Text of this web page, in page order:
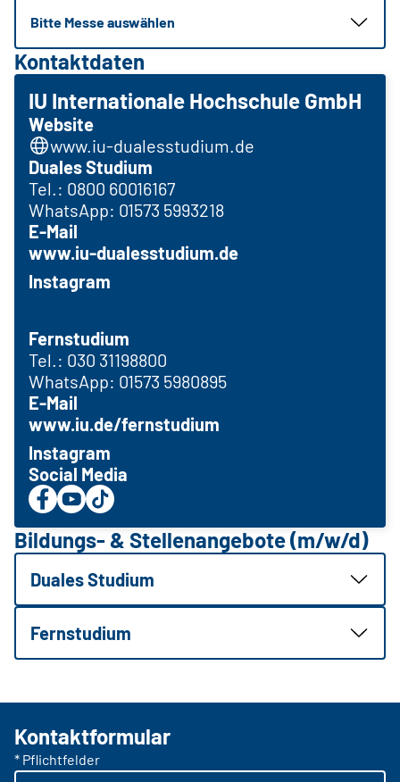
Bitte Messe auswählen
Kontaktdaten
IU Internationale Hochschule GmbH
Website
www.iu-dualesstudium.de
Duales Studium
Tel.: 0800 60016167
WhatsApp: 01573 5993218
E-Mail
www.iu-dualesstudium.de
Instagram
Fernstudium
Tel.: 030 31198800
WhatsApp: 01573 5980895
E-Mail
www.iu.de/fernstudium
Instagram
Social Media
Bildungs- & Stellenangebote (m/w/d)
Duales Studium
Fernstudium
Kontaktformular
* Pflichtfelder